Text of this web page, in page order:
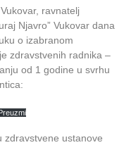
ravnatelj
Njavro” Vukovar dana
o izabranom
zdravstvenih radnika –
od 1 godine u svrhu
zdravstvene ustanove